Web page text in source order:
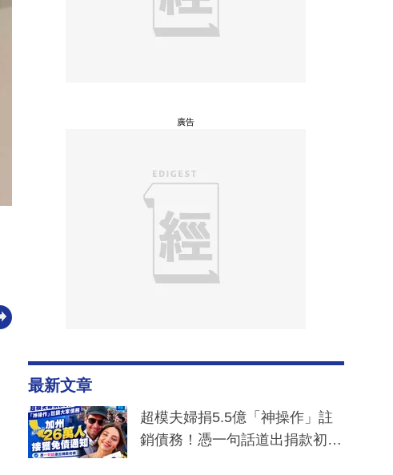
廣告
最新文章
超模夫婦捐5.5億「神操作」註
銷債務！憑一句話道出捐款初